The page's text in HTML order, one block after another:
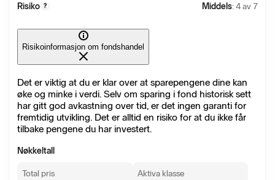
Risiko ? Middels: 4 av 7
Risikoinformasjon om fondshandel
Det er viktig at du er klar over at sparepengene dine kan
øke og minke i verdi. Selv om sparing i fond historisk sett
har gitt god avkastning over tid, er det ingen garanti for
fremtidig utvikling. Det er alltid en risiko for at du ikke får
tilbake pengene du har investert.
Nøkkeltall
Total pris
Aktiva klasse